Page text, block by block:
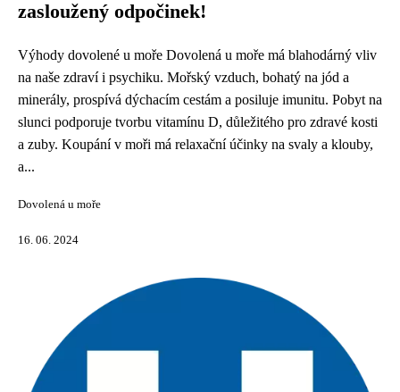
zasloužený odpočinek!
Výhody dovolené u moře Dovolená u moře má blahodárný vliv
na naše zdraví i psychiku. Mořský vzduch, bohatý na jód a
minerály, prospívá dýchacím cestám a posiluje imunitu. Pobyt na
slunci podporuje tvorbu vitamínu D, důležitého pro zdravé kosti
a zuby. Koupání v moři má relaxační účinky na svaly a klouby,
a...
Dovolená u moře
16. 06. 2024